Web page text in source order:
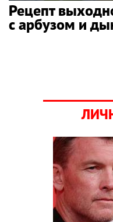
Рецепт
с арбузом и